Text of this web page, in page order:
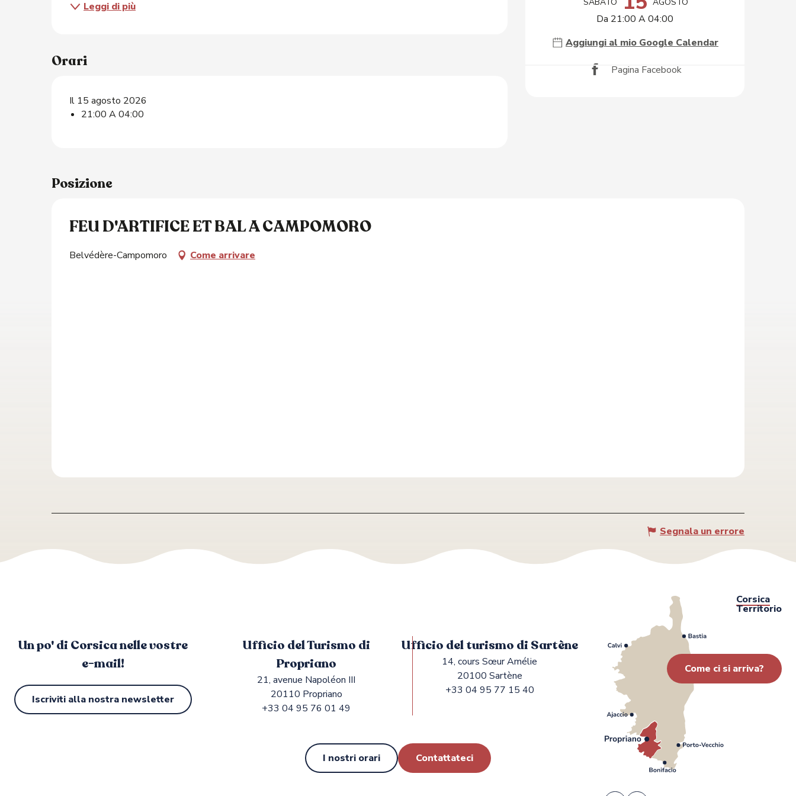
Da 21:00 A 04:00
Aggiungi al mio Google Calendar
Pagina Facebook
Leggi di più
Orari
Il 15 agosto 2026
21:00 A 04:00
Posizione
FEU D'ARTIFICE ET BAL A CAMPOMORO
Belvédère-Campomoro Come arrivare
Segnala un errore
Un po' di Corsica nelle vostre
e-mail!
Iscriviti alla nostra newsletter
Ufficio del Turismo di
Propriano
21, avenue Napoléon III
20110 Propriano
+33 04 95 76 01 49
Ufficio del turismo di Sartène
14, cours Sœur Amélie
20100 Sartène
+33 04 95 77 15 40
I nostri orari Contattateci
Corsica
Territorio
Come ci si arriva?